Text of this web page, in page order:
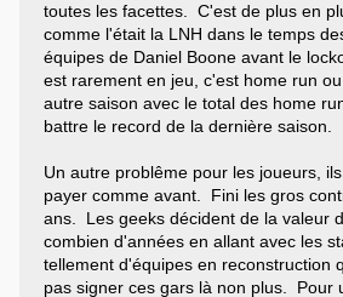
toutes les facettes. C'est de plus en
comme l'était la LNH dans le temps
équipes de Daniel Boone avant le
est rarement en jeu, c'est home run
autre saison avec le total des home
battre le record de la dernière saison.
Un autre problême pour les joueurs,
payer comme avant. Fini les gros
ans. Les geeks décident de la valeur
combien d'années en allant avec les
tellement d'équipes en reconstruction
pas signer ces gars là non plus. Pour